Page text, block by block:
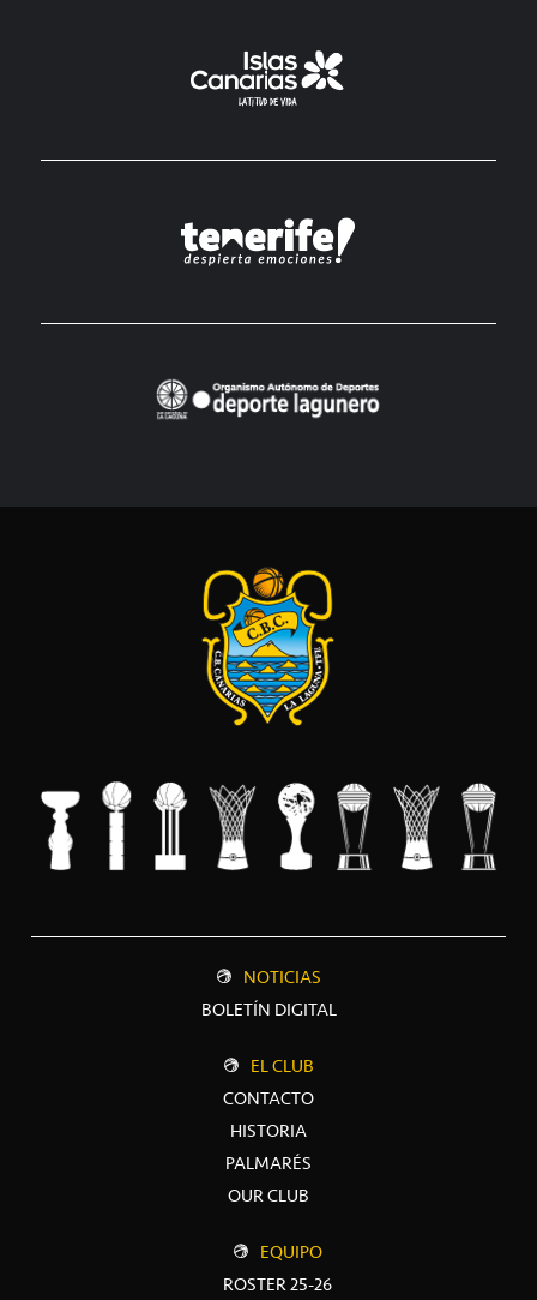
NOTICIAS
BOLETÍN DIGITAL
EL CLUB
CONTACTO
HISTORIA
PALMARÉS
OUR CLUB
EQUIPO
ROSTER 25-26